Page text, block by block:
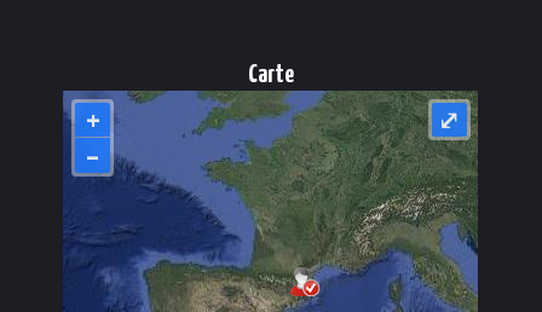
Carte
+
–
⤢